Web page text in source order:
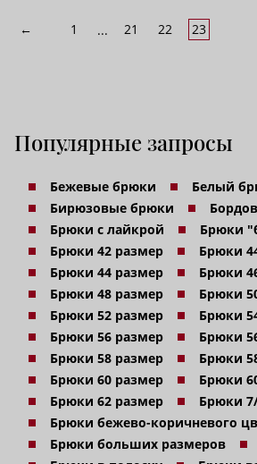
← 1 ... 21 22 23
Популярные запросы
Бежевые брюки
Белый
Бирюзовые брюки
Брюки с лайкрой
Брюки
Брюки 42 размер
Брюки
Брюки 44 размер
Брюки
Брюки 48 размер
Брюки
Брюки 52 размер
Брюки
Брюки 56 размер
Брюки
Брюки 58 размер
Брюки
Брюки 60 размер
Брюки
Брюки 62 размер
Брюки
Брюки бежево-коричневого
Брюки больших размеров